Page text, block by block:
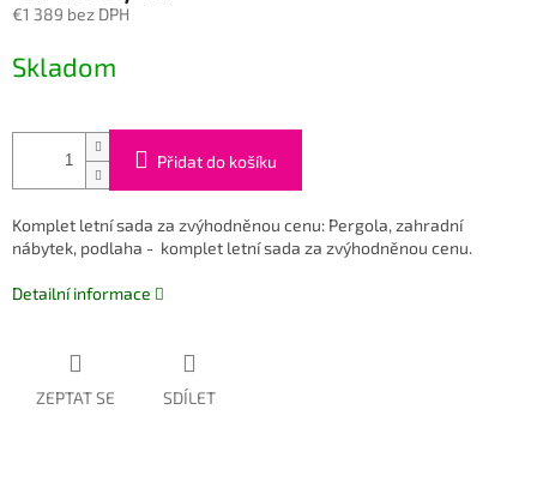
€1 389 bez DPH
cena:
Skladom
Přidat do košíku
Komplet letní sada za zvýhodněnou cenu: Pergola, zahradní
nábytek, podlaha - komplet letní sada za zvýhodněnou cenu.
Detailní informace
ZEPTAT SE SDÍLET